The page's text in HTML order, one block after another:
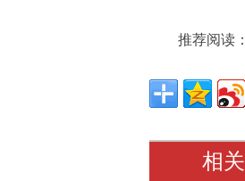
推荐阅读：
相